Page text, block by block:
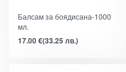
Балсам за боядисана-1000
мл.
17.00€(33.25 лв.)